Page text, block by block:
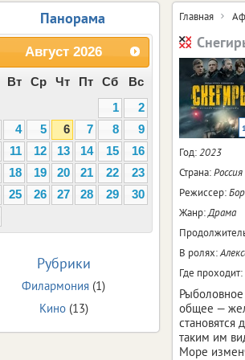
Главная
Год:2023
Страна:Россия
Режиссер:
Жанр:Драма
В ролях:
Где проходит:
общее —
таким им
Море
Панорама
Август 2026
Вт Ср Чт Пт Сб
Вс
1
2
4 5 6 7 8
9
11 12 13 14 15
16
18 19 20 21 22
23
25 26 27 28 29
30
Рубрики
Филармония (1)
Кино(13)